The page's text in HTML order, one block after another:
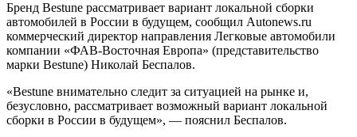
Бренд Bestune рассматривает вариант локальной сборки
автомобилей в России в будущем, сообщил Autonews.ru
коммерческий директор направления Легковые автомобили
компании «ФАВ-Восточная Европа» (представительство
марки Bestune) Николай Беспалов.
«Bestune внимательно следит за ситуацией на рынке и,
безусловно, рассматривает возможный вариант локальной
сборки в России в будущем», — пояснил Беспалов.